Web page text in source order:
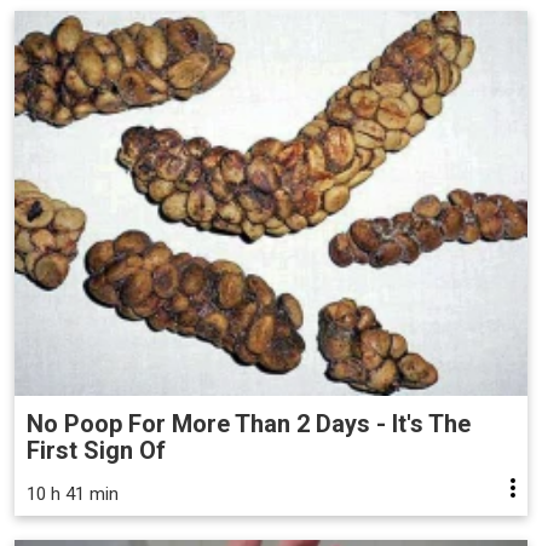
No Poop For More Than 2 Days - It's The
First Sign Of
10 h 41 min